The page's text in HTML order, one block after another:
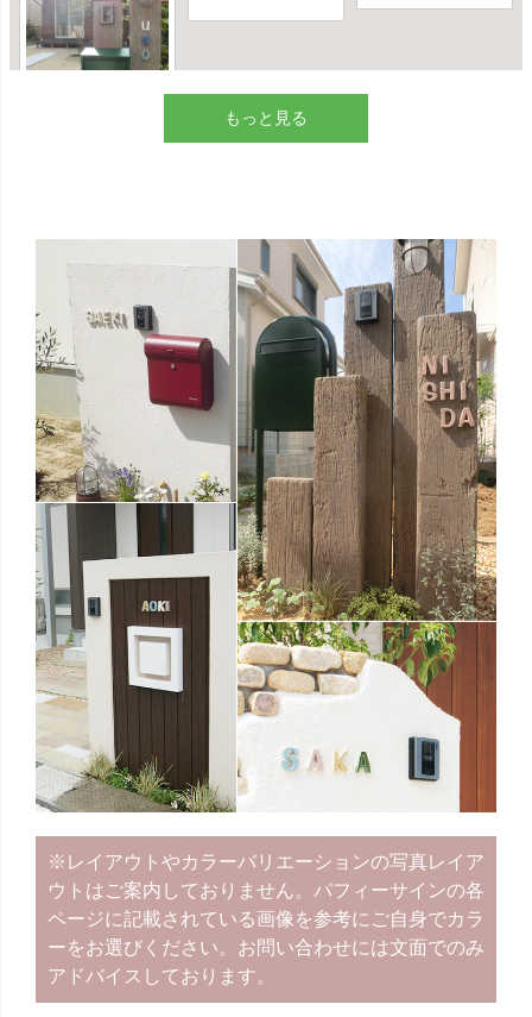
もっと見る
※レイアウトやカラーバリエーションの写真レイア
ウトはご案内しておりません。パフィーサインの各
ページに記載されている画像を参考にご自身でカラ
ーをお選びください。お問い合わせには文面でのみ
アドバイスしております。